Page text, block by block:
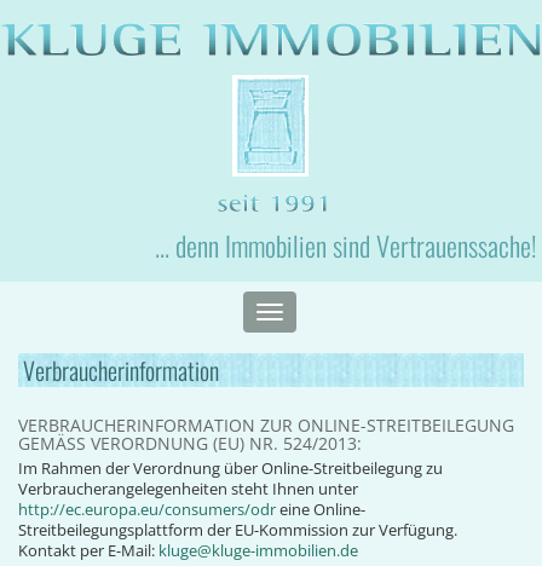
... denn Immobilien sind Vertrauenssache!
Toggle
navigation
Verbraucherinformation
VERBRAUCHERINFORMATION ZUR ONLINE-STREITBEILEGUNG
GEMÄSS VERORDNUNG (EU) NR. 524/2013:
Im Rahmen der Verordnung über Online-Streitbeilegung zu
Verbraucherangelegenheiten steht Ihnen unter
http://ec.europa.eu/consumers/odreine Online-
Streitbeilegungsplattform der EU-Kommission zur Verfügung.
Kontakt per E-Mail: kluge@kluge-immobilien.de